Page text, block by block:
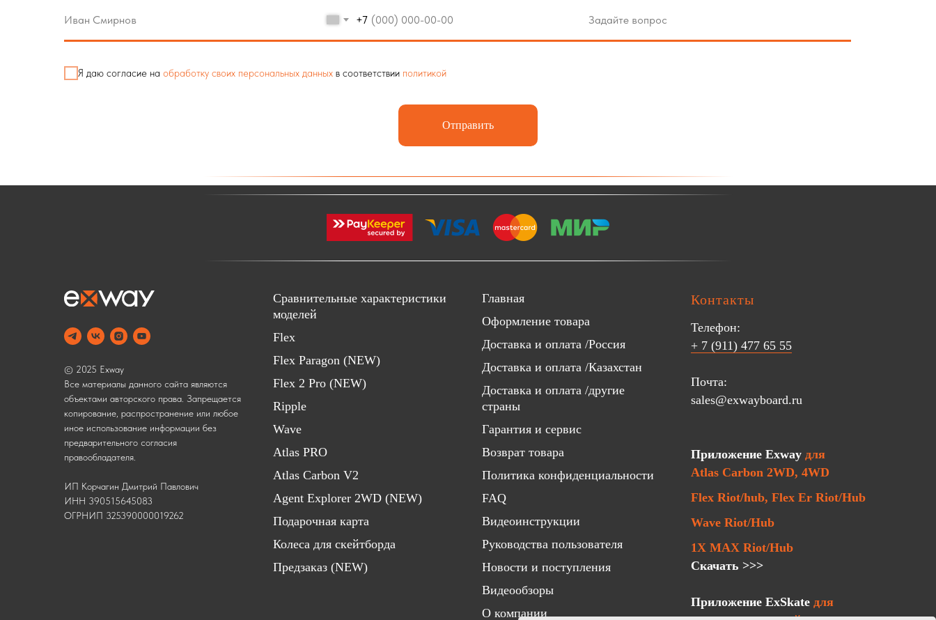
+7
Я даю согласие на обработку своих персональных данных в соответствии политикой
Отправить
© 2025 Exway
Все материалы данного сайта являются
объектами авторского права. Запрещается
копирование, распространение или любое
иное использование информации без
предварительного согласия
правообладателя.
ИП Корчагин Дмитрий Павлович
ИНН 390515645083
ОГРНИП 325390000019262
Сравнительные характеристики
моделей
Flex
Flex Paragon (NEW)
Flex 2 Pro (NEW)
Ripple
Wave
Atlas PRO
Atlas Carbon V2
Agent Explorer 2WD (NEW)
Подарочная карта
Колеса для скейтборда
Предзаказ (NEW)
Главная
Оформление товара
Доставка и оплата /Россия
Доставка и оплата /Казахстан
Доставка и оплата /другие
страны
Гарантия и сервис
Возврат товара
Политика конфиденциальности
FAQ
Видеоинструкции
Руководства пользователя
Новости и поступления
Видеообзоры
О компании
Контакты
Телефон:
+ 7 (911) 477 65 55
Почта:
sales@exwayboard.ru
Приложение Exway для
Atlas Carbon 2WD, 4WD
Flex Riot/hub, Flex Er Riot/Hub
Wave Riot/Hub
1X MAX Riot/Hub
Скачать >>>
Приложение ExSkate для